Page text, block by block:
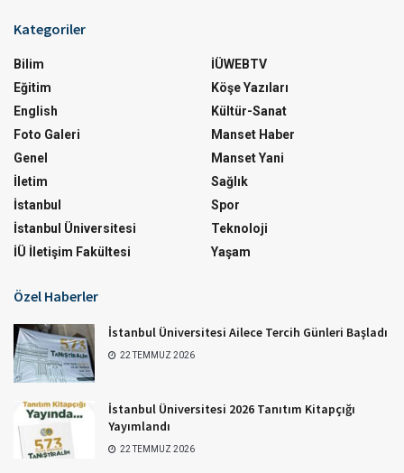
Kategoriler
Bilim
Eğitim
English
Foto Galeri
Genel
İletim
İstanbul
İstanbul Üniversitesi
İÜ İletişim Fakültesi
İÜWEBTV
Köşe Yazıları
Kültür-Sanat
Manset Haber
Manset Yani
Sağlık
Spor
Teknoloji
Yaşam
Özel Haberler
İstanbul Üniversitesi Ailece Tercih Günleri Başladı
22 TEMMUZ 2026
İstanbul Üniversitesi 2026 Tanıtım Kitapçığı
Yayımlandı
22 TEMMUZ 2026